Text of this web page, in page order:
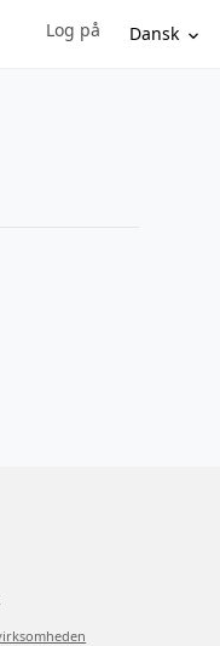
Sign in to your account
Log på Dansk